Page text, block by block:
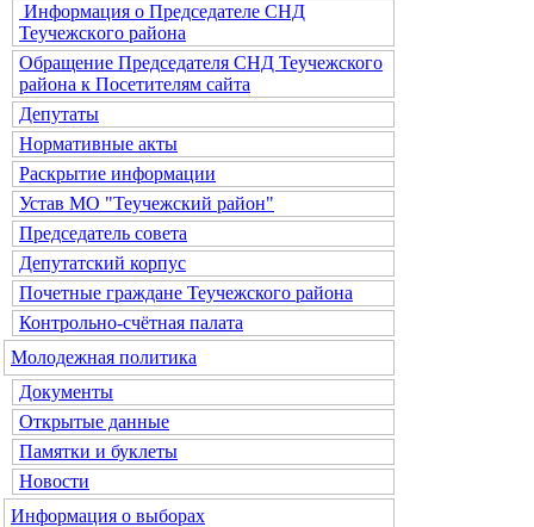
Информация о Председателе СНД
Теучежского района
Обращение Председателя СНД Теучежского
района к Посетителям сайта
Депутаты
Нормативные акты
Раскрытие информации
Устав МО "Теучежский район"
Председатель совета
Депутатский корпус
Почетные граждане Теучежского района
Контрольно-счётная палата
Молодежная политика
Документы
Открытые данные
Памятки и буклеты
Новости
Информация о выборах